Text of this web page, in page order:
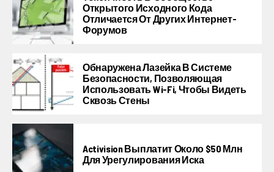
Открытого Исходного Кода
Отличается От Других Интернет-
Форумов
Обнаружена Лазейка В Системе
Безопасности, Позволяющая
Использовать Wi-Fi, Чтобы Видеть
Сквозь Стены
Activision Выплатит Около $50 Млн
Для Урегулирования Иска